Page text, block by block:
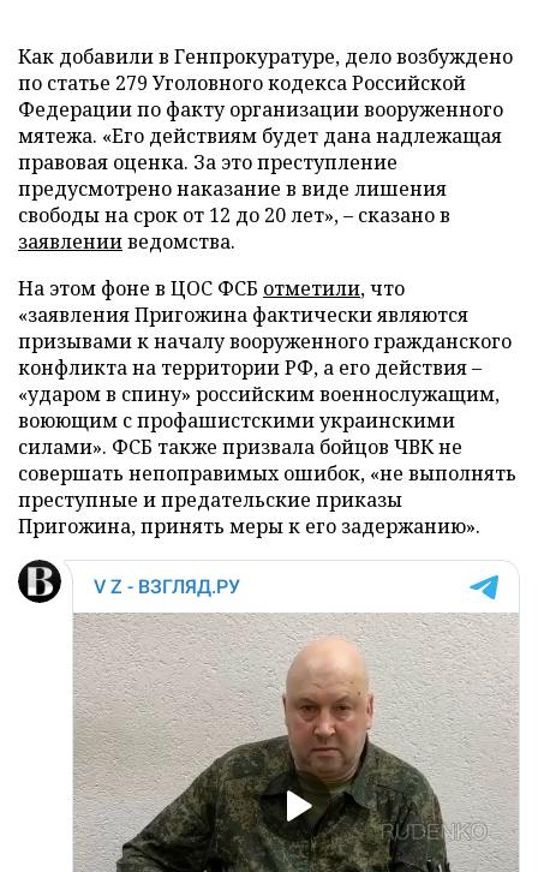
Как добавили в Генпрокуратуре, дело возбуждено
по статье 279 Уголовного кодекса Российской
Федерации по факту организации вооруженного
мятежа. «Его действиям будет дана надлежащая
правовая оценка. За это преступление
предусмотрено наказание в виде лишения
свободы на срок от 12 до 20 лет», – сказано в
заявленииведомства.
На этом фоне в ЦОС ФСБ отметили, что
«заявления Пригожина фактически являются
призывами к началу вооруженного гражданского
конфликта на территории РФ, а его действия –
«ударом в спину» российским военнослужащим,
воюющим с профашистскими украинскими
силами». ФСБ также призвала бойцов ЧВК не
совершать непоправимых ошибок, «не выполнять
преступные и предательские приказы
Пригожина, принять меры к его задержанию».